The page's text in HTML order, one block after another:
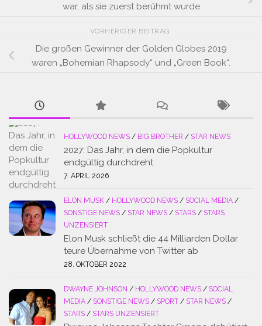
war, als sie zuerst berühmt wurde
VORHERIGER BEITRAG
Die großen Gewinner der Golden Globes 2019
waren „Bohemian Rhapsody“ und „Green Book“.
HOLLYWOOD NEWS / BIG BROTHER / STAR NEWS
2027: Das Jahr, in dem die Popkultur
endgültig durchdreht
7. APRIL 2026
ELON MUSK / HOLLYWOOD NEWS / SOCIAL MEDIA /
SONSTIGE NEWS / STAR NEWS / STARS / STARS
UNZENSIERT
Elon Musk schließt die 44 Milliarden Dollar
teure Übernahme von Twitter ab
28. OKTOBER 2022
DWAYNE JOHNSON / HOLLYWOOD NEWS / SOCIAL
MEDIA / SONSTIGE NEWS / SPORT / STAR NEWS /
STARS / STARS UNZENSIERT